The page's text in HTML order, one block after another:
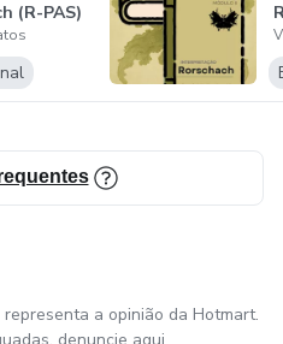
(R-PAS)
II
a opinião da Hotmart.